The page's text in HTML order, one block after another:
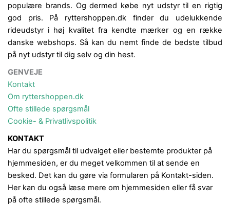
populære brands. Og dermed købe nyt udstyr til en rigtig
god pris. På ryttershoppen.dk finder du udelukkende
rideudstyr i høj kvalitet fra kendte mærker og en række
danske webshops. Så kan du nemt finde de bedste tilbud
på nyt udstyr til dig selv og din hest.
GENVEJE
Kontakt
Om ryttershoppen.dk
Ofte stillede spørgsmål
Cookie- & Privatlivspolitik
KONTAKT
Har du spørgsmål til udvalget eller bestemte produkter på
hjemmesiden, er du meget velkommen til at sende en
besked. Det kan du gøre via formularen på Kontakt-siden.
Her kan du også læse mere om hjemmesiden eller få svar
på ofte stillede spørgsmål.